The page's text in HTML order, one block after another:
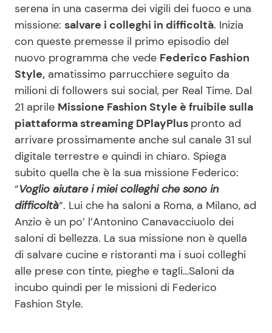
Moda e Style
Mondo Mamma
News benessere
Salute
Viaggi e Turismo
Festività
Dolci
Le Ricette in TV
Primi Piatti
Ricette Facili e Veloci
Ricette Feste
Ricette per Bambini
Seguici
serena in una caserma dei vigili dei fuoco e una
missione: salvare i colleghi in difficoltà. Inizia
con queste premesse il primo episodio del
nuovo programma che vede Federico Fashion
Style, amatissimo parrucchiere seguito da
milioni di followers sui social, per Real Time. Dal
21 aprile Missione Fashion Style è fruibile sulla
piattaforma streaming DPlayPlus pronto ad
arrivare prossimamente anche sul canale 31 sul
digitale terrestre e quindi in chiaro. Spiega
subito quella che è la sua missione Federico:
“Voglio aiutare i miei colleghi che sono in
difficoltà“. Lui che ha saloni a Roma, a Milano, ad
Anzio è un po’ l’Antonino Canavacciuolo dei
saloni di bellezza. La sua missione non è quella
di salvare cucine e ristoranti ma i suoi colleghi
alle prese con tinte, pieghe e tagli…Saloni da
incubo quindi per le missioni di Federico
Fashion Style.